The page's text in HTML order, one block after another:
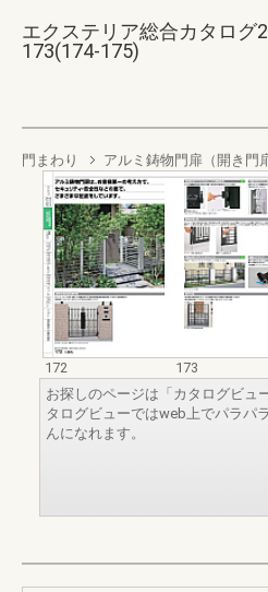
エクステリア総合カタログ
173(174-175)
門まわり アルミ鋳物門扉（開き門
172
173
お探しのページは「カタログビュ
タログビューではweb上でパラパ
んになれます。